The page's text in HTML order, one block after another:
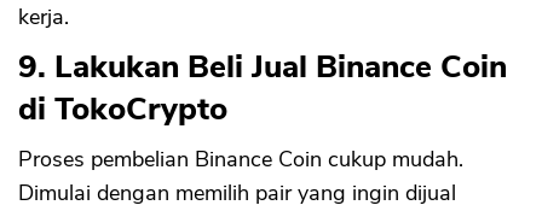
kerja.
9. Lakukan Beli Jual Binance Coin
di TokoCrypto
Proses pembelian Binance Coin cukup mudah.
Dimulai dengan memilih pair yang ingin dijual